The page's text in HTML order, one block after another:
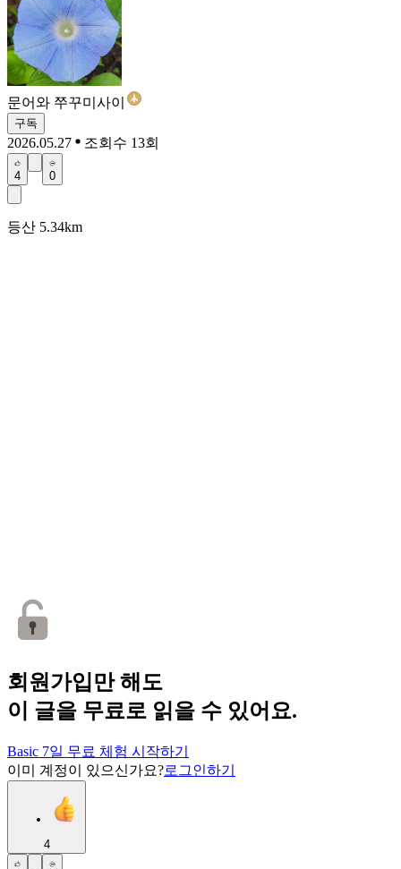
문어와 쭈꾸미사이
구독
2026.05.27 조회수 13회
4 0
등산 5.34km
회원가입만 해도
이 글을 무료로 읽을 수 있어요.
Basic 7일 무료 체험 시작하기
이미 계정이 있으신가요?로그인하기
4